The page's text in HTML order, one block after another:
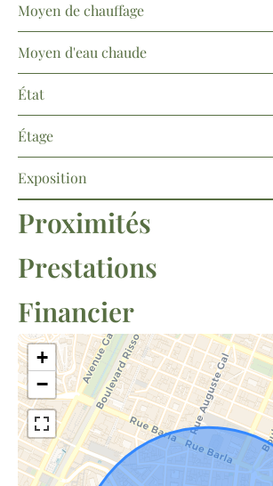
Moyen de chauffage
Moyen d'eau chaude
État
Étage
Exposition
Proximités
Prestations
Financier
+
−